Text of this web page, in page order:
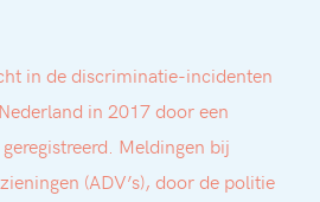
in de discriminatie-incidenten
in 2017 door een
Meldingen bij
(ADV’s), door de politie